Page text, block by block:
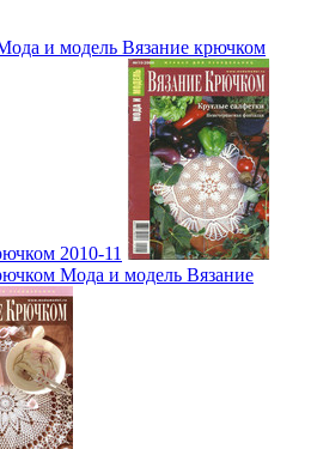
и модель Вязание крючком
2010-11
Мода и модель Вязание